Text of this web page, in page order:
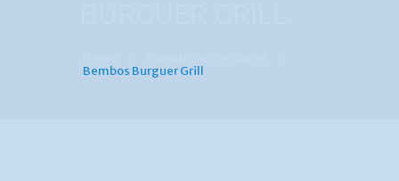
Bembos Burguer Grill
Contacto